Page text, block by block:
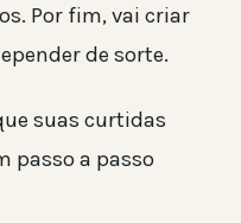
Por fim, vai criar
de sorte.
suas curtidas
passo a passo